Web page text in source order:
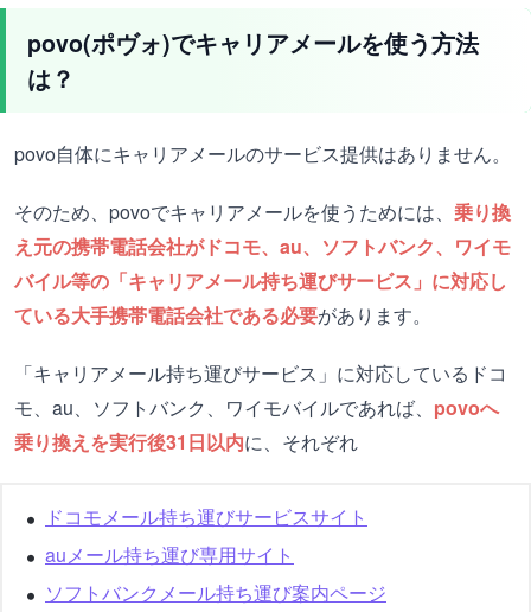
povo(ポヴォ)でキャリアメールを使う方法
は？
povo自体にキャリアメールのサービス提供はありません。
そのため、povoでキャリアメールを使うためには、 乗り換
え元の携帯電話会社がドコモ、au、ソフトバンク、ワイモ
バイル等の「キャリアメール持ち運びサービス」に対応し
ている大手携帯電話会社である必要があります。
「キャリアメール持ち運びサービス」に対応しているドコ
モ、au、ソフトバンク、ワイモバイルであれば、 povoへ
乗り換えを実行後31日以内に、それぞれ
ドコモメール持ち運びサービスサイト
auメール持ち運び専用サイト
ソフトバンクメール持ち運び案内ページ